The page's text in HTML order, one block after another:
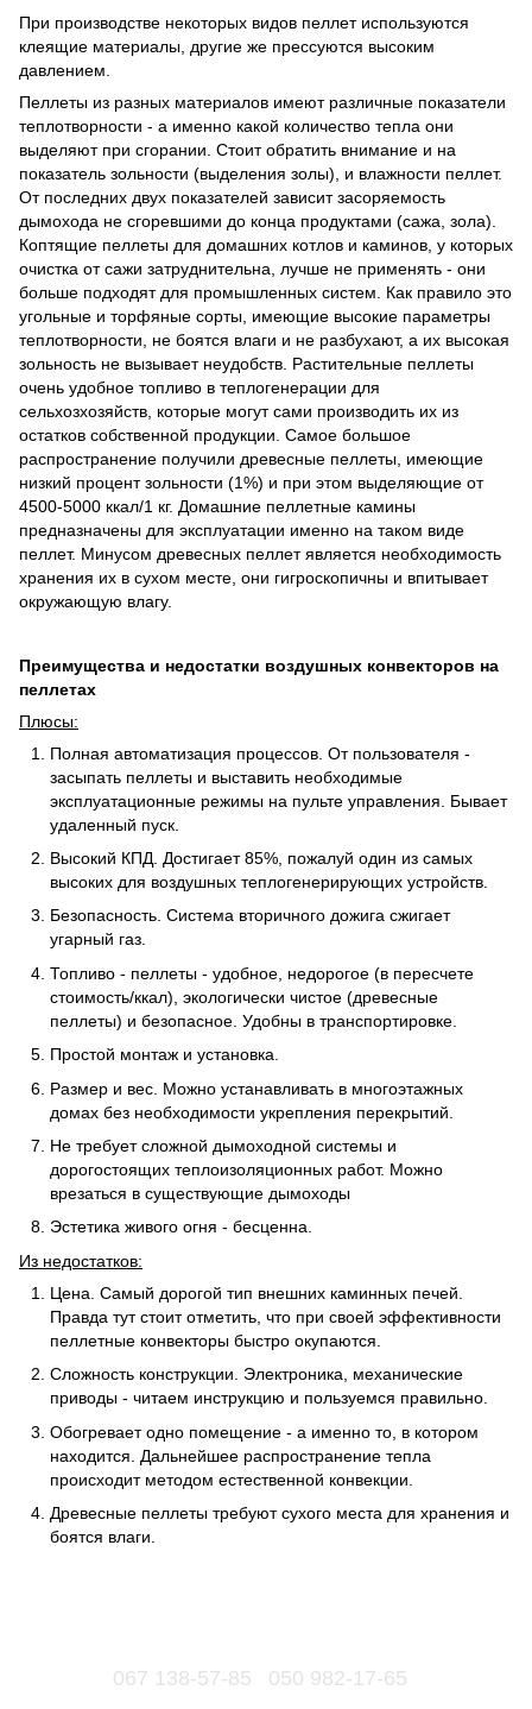
При производстве некоторых видов пеллет используются
клеящие материалы, другие же прессуются высоким
давлением.
Пеллеты из разных материалов имеют различные показатели
теплотворности - а именно какой количество тепла они
выделяют при сгорании. Стоит обратить внимание и на
показатель зольности (выделения золы), и влажности пеллет.
От последних двух показателей зависит засоряемость
дымохода не сгоревшими до конца продуктами (сажа, зола).
Коптящие пеллеты для домашних котлов и каминов, у которых
очистка от сажи затруднительна, лучше не применять - они
больше подходят для промышленных систем. Как правило это
угольные и торфяные сорты, имеющие высокие параметры
теплотворности, не боятся влаги и не разбухают, а их высокая
зольность не вызывает неудобств. Растительные пеллеты
очень удобное топливо в теплогенерации для
сельхозхозяйств, которые могут сами производить их из
остатков собственной продукции. Самое большое
распространение получили древесные пеллеты, имеющие
низкий процент зольности (1%) и при этом выделяющие от
4500-5000 ккал/1 кг. Домашние пеллетные камины
предназначены для эксплуатации именно на таком виде
пеллет. Минусом древесных пеллет является необходимость
хранения их в сухом месте, они гигроскопичны и впитывает
окружающую влагу.
Преимущества и недостатки воздушных конвекторов на
пеллетах
Плюсы:
Полная автоматизация процессов. От пользователя -
засыпать пеллеты и выставить необходимые
эксплуатационные режимы на пульте управления. Бывает
удаленный пуск.
Высокий КПД. Достигает 85%, пожалуй один из самых
высоких для воздушных теплогенерирующих устройств.
Безопасность. Система вторичного дожига сжигает
угарный газ.
Топливо - пеллеты - удобное, недорогое (в пересчете
стоимость/ккал), экологически чистое (древесные
пеллеты) и безопасное. Удобны в транспортировке.
Простой монтаж и установка.
Размер и вес. Можно устанавливать в многоэтажных
домах без необходимости укрепления перекрытий.
Не требует сложной дымоходной системы и
дорогостоящих теплоизоляционных работ. Можно
врезаться в существующие дымоходы
Эстетика живого огня - бесценна.
Из недостатков:
Цена. Самый дорогой тип внешних каминных печей.
Правда тут стоит отметить, что при своей эффективности
пеллетные конвекторы быстро окупаются.
Сложность конструкции. Электроника, механические
приводы - читаем инструкцию и пользуемся правильно.
Обогревает одно помещение - а именно то, в котором
находится. Дальнейшее распространение тепла
происходит методом естественной конвекции.
Древесные пеллеты требуют сухого места для хранения и
боятся влаги.
067 138-57-85 050 982-17-65